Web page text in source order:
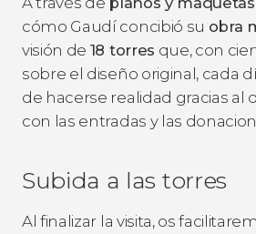
cómo Gaudí concibió su obra
visión de 18 torres que, con
sobre el diseño original, cada
de hacerse realidad gracias al
con las entradas y las
Subida a las torres
Al finalizar la visita, os